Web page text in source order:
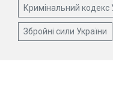
Кримінальний кодекс
Збройні сили України